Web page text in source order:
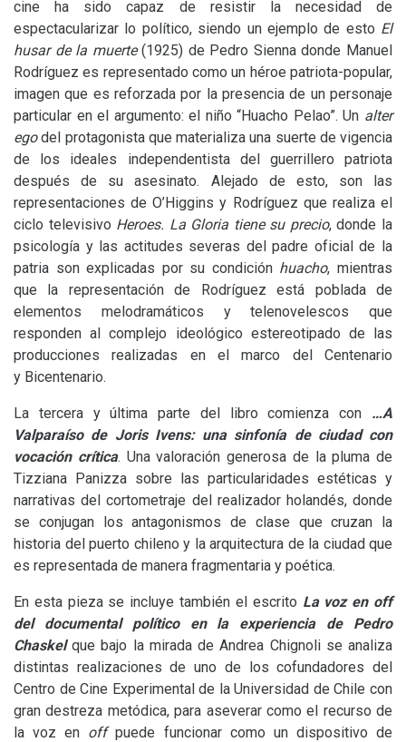
cine ha sido capaz de resistir la necesidad de
espectacularizar lo político, siendo un ejemplo de esto El
husar de la muerte(1925) de Pedro Sienna donde Manuel
Rodríguez es representado como un héroe patriota-popular,
imagen que es reforzada por la presencia de un personaje
particular en el argumento: el niño “Huacho Pelao”. Un alter
egodel protagonista que materializa una suerte de vigencia
de los ideales independentista del guerrillero patriota
después de su asesinato. Alejado de esto, son las
representaciones de O’Higgins y Rodríguez que realiza el
ciclo televisivo Heroes. La Gloria tiene su precio, donde la
psicología y las actitudes severas del padre oficial de la
patria son explicadas por su condición huacho, mientras
que la representación de Rodríguez está poblada de
elementos melodramáticos y telenovelescos que
responden al complejo ideológico estereotipado de las
producciones realizadas en el marco del Centenario
y Bicentenario.
La tercera y última parte del libro comienza con …A
Valparaíso de Joris Ivens: una sinfonía de ciudad con
vocación crítica. Una valoración generosa de la pluma de
Tizziana Panizza sobre las particularidades estéticas y
narrativas del cortometraje del realizador holandés, donde
se conjugan los antagonismos de clase que cruzan la
historia del puerto chileno y la arquitectura de la ciudad que
es representada de manera fragmentaria y poética.
En esta pieza se incluye también el escrito La voz en off
del documental político en la experiencia de Pedro
Chaskel que bajo la mirada de Andrea Chignoli se analiza
distintas realizaciones de uno de los cofundadores del
Centro de Cine Experimental de la Universidad de Chile con
gran destreza metódica, para aseverar como el recurso de
la voz en offpuede funcionar como un dispositivo de